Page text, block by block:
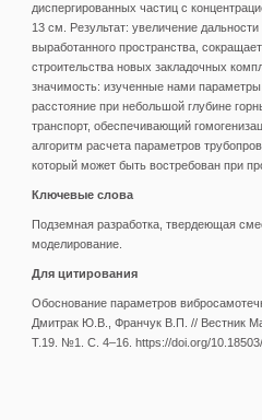
диспергированных частиц с
13 см. Результат: увеличение
выработанного пространства,
строительства новых закладочных
значимость: изученные нами
расстояние при небольшой глубине
транспорт, обеспечивающий
алгоритм расчета параметров
который может быть востребован при
Ключевые слова
Подземная разработка, твердеющая
моделирование.
Для цитирования
Обоснование параметров
Дмитрак Ю.В., Франчук В.П. // Вестник
Т.19. №1. С. 4–16. https://doi.org/